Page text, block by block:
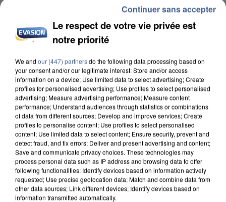
INCENDIES : L’ÎLE-DE-FRANCE LANCE UN ÉLAN
DE SOLIDARITÉ AVEC LES...
Le respect de votre vie privée est
notre priorité
We and our (447) partnersdo the following data processing based on
your consent and/or our legitimate interest: Store and/or access
information on a device; Use limited data to select advertising; Create
profiles for personalised advertising; Use profiles to select personalised
advertising; Measure advertising performance; Measure content
performance; Understand audiences through statistics or combinations
of data from different sources; Develop and improve services; Create
profiles to personalise content; Use profiles to select personalised
content; Use limited data to select content; Ensure security, prevent and
detect fraud, and fix errors; Deliver and present advertising and content;
Save and communicate privacy choices. These technologies may
process personal data such as IP address and browsing data to offer
following functionalities: Identify devices based on information actively
requested; Use precise geolocation data; Match and combine data from
other data sources; Link different devices; Identify devices based on
information transmitted automatically.
Continuer sans accepter